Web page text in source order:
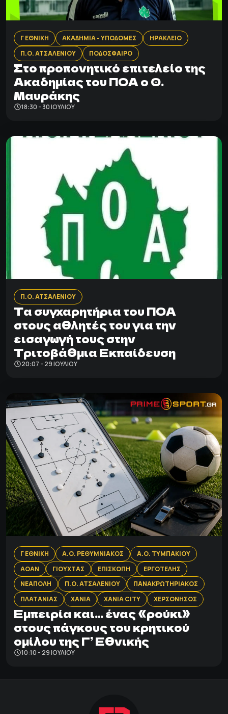
Γ ΕΘΝΙΚΗ ΑΚΑΔΗΜΙΑ - ΥΠΟΔΟΜΕΣ
ΗΡΑΚΛΕΙΟ
Π.Ο. ΑΤΣΑΛΕΝΙΟΥ
ΠΟΔΟΣΦΑΙΡΟ
Στο προπονητικό επιτελείο της
Ακαδημίας του ΠΟΑ ο Θ.
Μαυράκης
18:30 - 30 ΙΟΥΛΊΟΥ
Π.Ο. ΑΤΣΑΛΕΝΙΟΥ
Τα συγχαρητήρια του ΠΟΑ
στους αθλητές του για την
εισαγωγή τους στην
Τριτοβάθμια Εκπαίδευση
20:07 - 29 ΙΟΥΛΊΟΥ
Γ ΕΘΝΙΚΗ Α.Ο. ΡΕΘΥΜΝΙΑΚΟΣ
Α.Ο. ΤΥΜΠΑΚΙΟΥ
ΑΟΑΝ
ΓΙΟΥΧΤΑΣ ΕΠΙΣΚΟΠΗ
ΕΡΓΟΤΕΛΗΣ
ΝΕΑΠΟΛΗ
Π.Ο. ΑΤΣΑΛΕΝΙΟΥ
ΠΑΝΑΚΡΩΤΗΡΙΑΚΟΣ
ΠΛΑΤΑΝΙΑΣ
ΧΑΝΙΑ ΧΑΝΙΑ CITY ΧΕΡΣΟΝΗΣΟΣ
Εμπειρία και… ένας «ρούκι»
στους πάγκους του κρητικού
ομίλου της Γ’ Εθνικής
10:10 - 29 ΙΟΥΛΊΟΥ